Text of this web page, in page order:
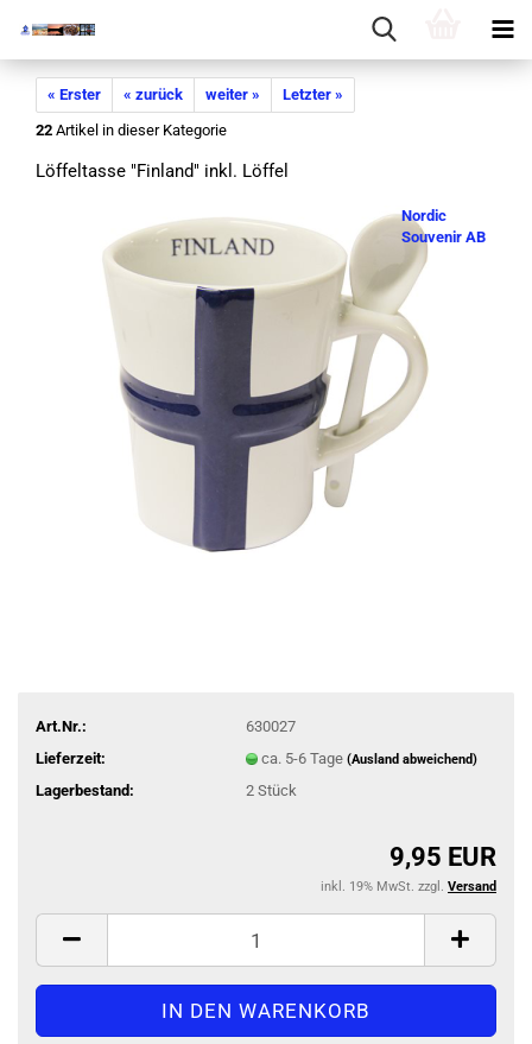
« Erster « zurück weiter »
Letzter »
22 Artikel in dieser Kategorie
Löf­fel­tas­se "Fin­land" inkl. Löf­fel
Nordic
Souvenir AB
Art.Nr.:
630027
Lieferzeit:
ca. 5-6 Tage (Ausland abweichend)
Lagerbestand: 2 Stück
9,95 EUR
inkl. 19% MwSt. zzgl. Versand